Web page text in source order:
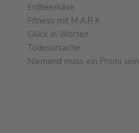
Erdbeerkäse
Fitness mit M.A.R.K
Glück in Worten
Todesursache
Niemand muss ein Promi sein